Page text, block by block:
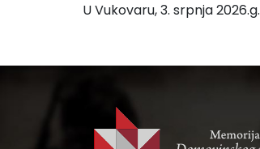
U Vukovaru, 3. srpnja 2026.g.